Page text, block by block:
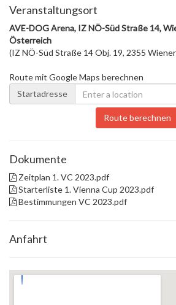
Veranstaltungsort
AVE-DOG Arena, IZ NÖ-Süd Straße 14,
Österreich
(IZ NÖ-Süd Straße 14 Obj. 19, 2355
Route mit Google Maps berechnen
Startadresse
Route berechnen
Dokumente
Zeitplan 1. VC 2023.pdf
Starterliste 1. Vienna Cup 2023.pdf
Bestimmungen VC 2023.pdf
Anfahrt